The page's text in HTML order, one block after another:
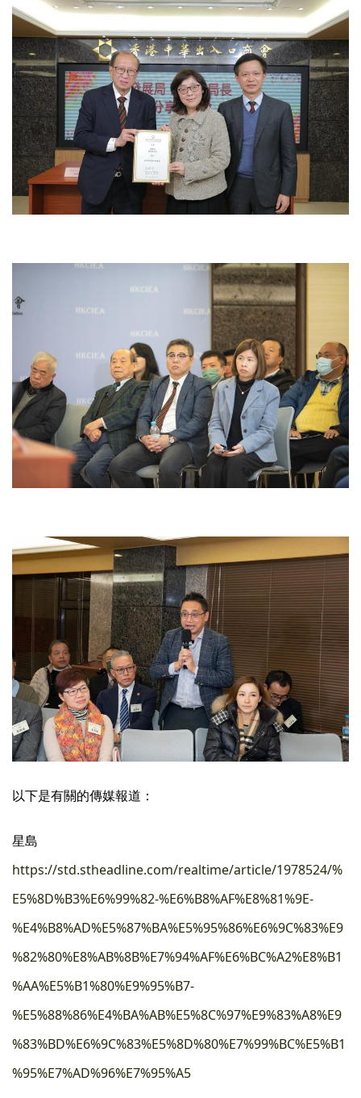
以下是有關的傳媒報道：
星島
https://std.stheadline.com/realtime/article/1978524/%
E5%8D%B3%E6%99%82-%E6%B8%AF%E8%81%9E-
%E4%B8%AD%E5%87%BA%E5%95%86%E6%9C%83%E9
%82%80%E8%AB%8B%E7%94%AF%E6%BC%A2%E8%B1
%AA%E5%B1%80%E9%95%B7-
%E5%88%86%E4%BA%AB%E5%8C%97%E9%83%A8%E9
%83%BD%E6%9C%83%E5%8D%80%E7%99%BC%E5%B1
%95%E7%AD%96%E7%95%A5